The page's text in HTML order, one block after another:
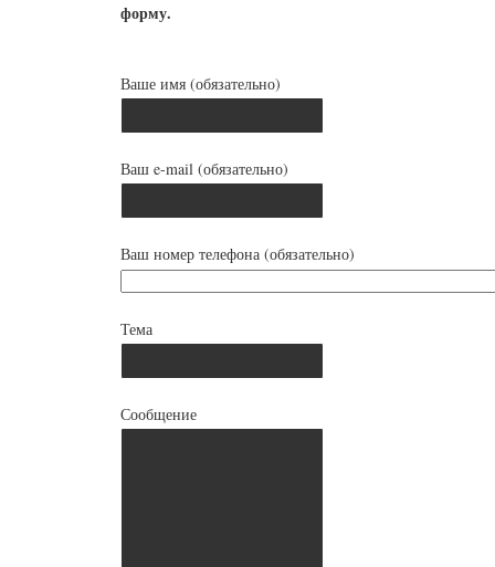
форму.
Ваше имя (обязательно)
Ваш e-mail (обязательно)
Ваш номер телефона (обязательно)
Тема
Сообщение